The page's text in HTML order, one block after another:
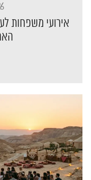
אירועי משפחות